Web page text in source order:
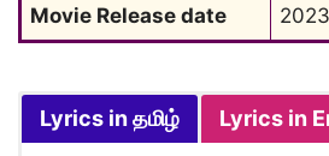
Movie Release date
2023
Lyrics in தமிழ் Lyrics in